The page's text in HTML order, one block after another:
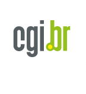
conteúdo